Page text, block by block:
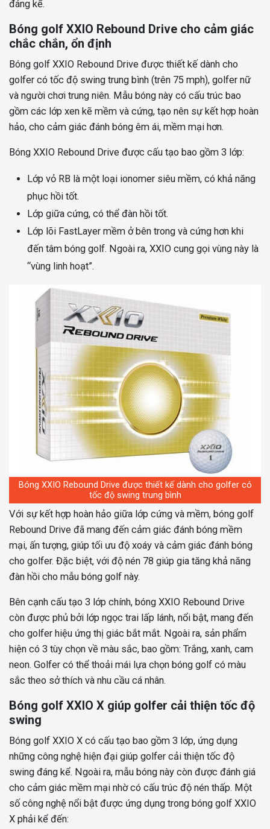
đáng kể.
Bóng golf XXIO Rebound Drive cho cảm giác
chắc chắn, ổn định
Bóng golf XXIO Rebound Drive được thiết kế dành cho
golfer có tốc độ swing trung bình (trên 75 mph), golfer nữ
và người chơi trung niên. Mẫu bóng này có cấu trúc bao
gồm các lớp xen kẽ mềm và cứng, tạo nên sự kết hợp hoàn
hảo, cho cảm giác đánh bóng êm ái, mềm mại hơn.
Bóng XXIO Rebound Drive được cấu tạo bao gồm 3 lớp:
Lớp vỏ RB là một loại ionomer siêu mềm, có khả năng
phục hồi tốt.
Lớp giữa cứng, có thể đàn hồi tốt.
Lớp lõi FastLayer mềm ở bên trong và cứng hơn khi
đến tâm bóng golf. Ngoài ra, XXIO cung gọi vùng này là
“vùng linh hoạt”.
Bóng XXIO Rebound Drive được thiết kế dành cho golfer có
tốc độ swing trung bình
Với sự kết hợp hoàn hảo giữa lớp cứng và mềm, bóng golf
Rebound Drive đã mang đến cảm giác đánh bóng mềm
mại, ấn tượng, giúp tối ưu độ xoáy và cảm giác đánh bóng
cho golfer. Đặc biệt, với độ nén 78 giúp gia tăng khả năng
đàn hồi cho mẫu bóng golf này.
Bên cạnh cấu tạo 3 lớp chính, bóng XXIO Rebound Drive
còn được phủ bởi lớp ngọc trai lấp lánh, nổi bật, mang đến
cho golfer hiệu ứng thị giác bắt mắt. Ngoài ra, sản phẩm
hiện có 3 tùy chọn về màu sắc, bao gồm: Trắng, xanh, cam
neon. Golfer có thể thoải mái lựa chọn bóng golf có màu
sắc theo sở thích và nhu cầu cá nhân.
Bóng golf XXIO X giúp golfer cải thiện tốc độ
swing
Bóng golf XXIO X có cấu tạo bao gồm 3 lớp, ứng dụng
những công nghệ hiện đại giúp golfer cải thiện tốc độ
swing đáng kể. Ngoài ra, mẫu bóng này còn được đánh giá
cho cảm giác mềm mại nhờ có cấu trúc độ nén thấp. Một
số công nghệ nổi bật được ứng dụng trong bóng golf XXIO
X phải kể đến: